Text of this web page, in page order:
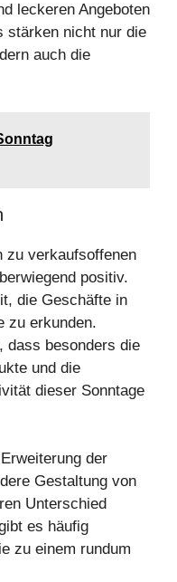
leckeren Angeboten
stärken nicht nur die
auch die
zu verkaufsoffenen
positiv.
die Geschäfte in
zu erkunden.
dass besonders die
und die
dieser Sonntage
der
Gestaltung von
Unterschied
es häufig
zu einem rundum